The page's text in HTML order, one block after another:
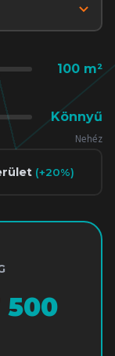
100 m²
Könnyű
Nehéz
(+20%)
500